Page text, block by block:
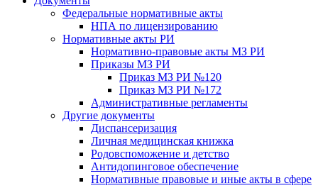
Федеральные нормативные акты
НПА по лицензированию
Нормативные акты РИ
Нормативно-правовые акты МЗ РИ
Приказы МЗ РИ
Приказ МЗ РИ №120
Приказ МЗ РИ №172
Административные регламенты
Другие документы
Диспансеризация
Личная медицинская книжка
Родовспоможение и детство
Антидопинговое обеспечение
Нормативные правовые и иные акты в сфере